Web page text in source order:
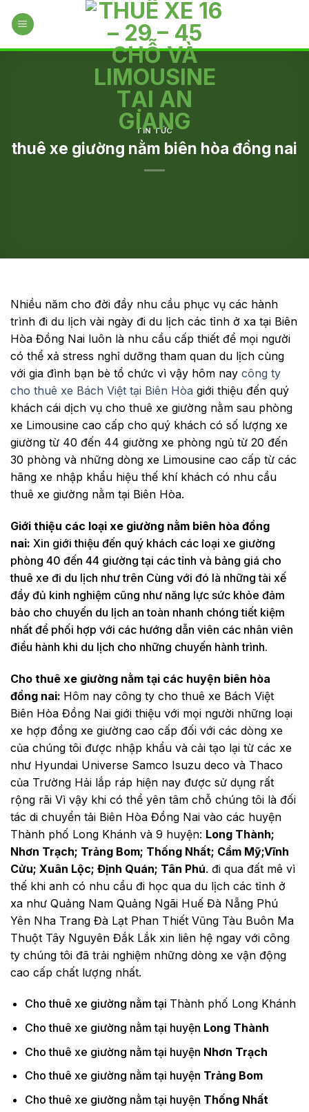
TIN TỨC
thuê xe giường nằm biên hòa đồng nai
Nhiều năm cho đời đầy nhu cầu phục vụ các hành
trình đi du lịch vài ngày đi du lịch các tỉnh ở xa tại Biên
Hòa Đồng Nai luôn là nhu cầu cấp thiết để mọi người
có thể xả stress nghỉ dưỡng tham quan du lịch cùng
với gia đình bạn bè tổ chức vì vậy hôm nay công ty
cho thuê xe Bách Việt tại Biên Hòa giới thiệu đến quý
khách cái dịch vụ cho thuê xe giường nằm sau phòng
xe Limousine cao cấp cho quý khách có số lượng xe
giường từ 40 đến 44 giường xe phòng ngủ từ 20 đến
30 phòng và những dòng xe Limousine cao cấp từ các
hãng xe nhập khẩu hiệu thế khí khách có nhu cầu
thuê xe giường nằm tại Biên Hòa.
Giới thiệu các loại xe giường nằm biên hòa đồng
nai: Xin giới thiệu đến quý khách các loại xe giường
phòng 40 đến 44 giường tại các tỉnh và bảng giá cho
thuê xe đi du lịch như trên Cùng với đó là những tài xế
đầy đủ kinh nghiệm cũng như năng lực sức khỏe đảm
bảo cho chuyến du lịch an toàn nhanh chóng tiết kiệm
nhất để phối hợp với các hướng dẫn viên các nhân viên
điều hành khi du lịch cho những chuyến hành trình.
Cho thuê xe giường nằm tại các huyện biên hòa
đồng nai: Hôm nay công ty cho thuê xe Bách Việt
Biên Hòa Đồng Nai giới thiệu với mọi người những loại
xe hợp đồng xe giường cao cấp đối với các dòng xe
của chúng tôi được nhập khẩu và cải tạo lại từ các xe
như Hyundai Universe Samco Isuzu deco và Thaco
của Trường Hải lắp ráp hiện nay được sử dụng rất
rộng rãi Vì vậy khi có thể yên tâm chỗ chúng tôi là đối
tác di chuyển tải Biên Hòa Đồng Nai vào các huyện
Thành phố Long Khánh và 9 huyện: Long Thành;
Nhơn Trạch; Trảng Bom; Thống Nhất; Cẩm Mỹ;Vĩnh
Cửu; Xuân Lộc; Định Quán; Tân Phú. đi qua đất mê vì
thế khi anh có nhu cầu đi học qua du lịch các tỉnh ở
xa như Quảng Nam Quảng Ngãi Huế Đà Nẵng Phú
Yên Nha Trang Đà Lạt Phan Thiết Vũng Tàu Buôn Ma
Thuột Tây Nguyên Đắk Lắk xin liên hệ ngay với công
ty chúng tôi đã trải nghiệm những dòng xe vận động
cao cấp chất lượng nhất.
Cho thuê xe giường nằm tại Thành phố Long Khánh
Cho thuê xe giường nằm tại huyện Long Thành
Cho thuê xe giường nằm tại huyện Nhơn Trạch
Cho thuê xe giường nằm tại huyện Trảng Bom
Cho thuê xe giường nằm tại huyện Thống Nhất